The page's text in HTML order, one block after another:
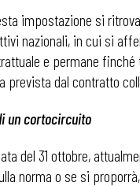
impostazione si
nazionali, in cui si
e permane
prevista dal contratto
un cortocircuito
del 31 ottobre,
norma o se si